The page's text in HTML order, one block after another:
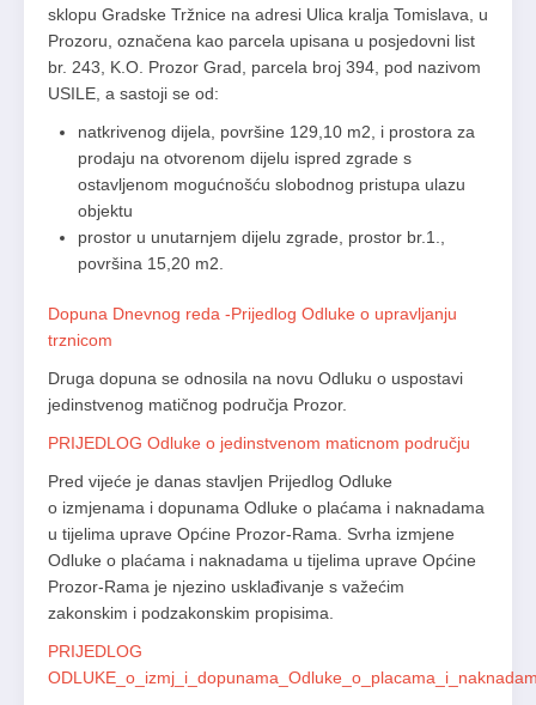
sklopu Gradske Tržnice na adresi Ulica kralja Tomislava, u
Prozoru, označena kao parcela upisana u posjedovni list
br. 243, K.O. Prozor Grad, parcela broj 394, pod nazivom
USILE, a sastoji se od:
natkrivenog dijela, površine 129,10 m2, i prostora za
prodaju na otvorenom dijelu ispred zgrade s
ostavljenom mogućnošću slobodnog pristupa ulazu
objektu
prostor u unutarnjem dijelu zgrade, prostor br.1.,
površina 15,20 m2.
Dopuna Dnevnog reda -Prijedlog Odluke o upravljanju
trznicom
Druga dopuna se odnosila na novu Odluku o uspostavi
jedinstvenog matičnog područja Prozor.
PRIJEDLOG Odluke o jedinstvenom maticnom području
Pred vijeće je danas stavljen Prijedlog Odluke
o izmjenama i dopunama Odluke o plaćama i naknadama
u tijelima uprave Općine Prozor-Rama. Svrha izmjene
Odluke o plaćama i naknadama u tijelima uprave Općine
Prozor-Rama je njezino usklađivanje s važećim
zakonskim i podzakonskim propisima.
PRIJEDLOG